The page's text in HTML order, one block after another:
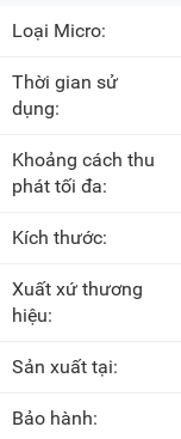
Loại Micro:
Thời gian sử
dụng:
Khoảng cách thu
phát tối đa:
Kích thước:
Xuất xứ thương
hiệu:
Sản xuất tại:
Bảo hành: